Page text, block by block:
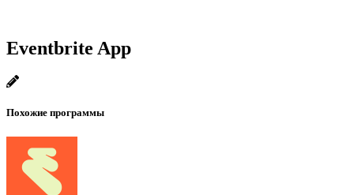
Eventbrite App
Похожие программы